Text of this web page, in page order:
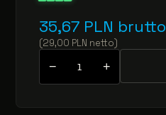
35,67 PLN brutto
(29,00 PLN netto)
− +